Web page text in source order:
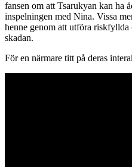
fansen om att Tsarukyan kan ha
inspelningen med Nina. Vissa
henne genom att utföra
skadan.
För en närmare titt på deras